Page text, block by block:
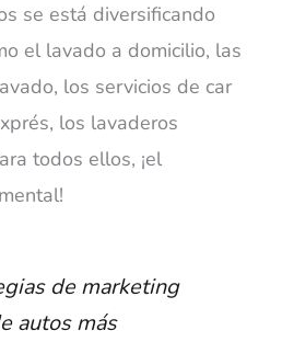
se está diversificando
el lavado a domicilio, las
los servicios de car
los lavaderos
todos ellos, ¡el
de marketing
autos más